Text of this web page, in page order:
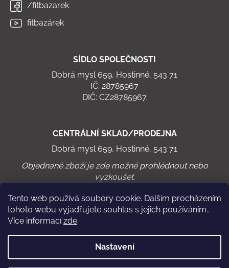
Tento web používá soubory cookie. Dalším procházením
tohoto webu vyjadřujete souhlas s jejich používáním..
Více informacízde.
Nastavení
u
/fitbazarek
fitbazárek
SÍDLO SPOLEČNOSTI
Dobrá mysl 659, Hostinné, 543 71
IČ: 28785967
DIČ: CZ28785967
CENTRÁLNÍ SKLAD/PRODEJNA
Dobrá mysl 659, Hostinné, 543 71
Objednané zboží je zde možné prohlédnout nebo
vyzkoušet.